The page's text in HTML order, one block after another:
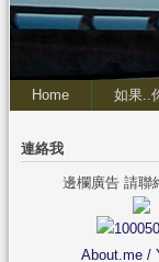
Home 如果..
連絡我
邊欄廣告 請聯
About.me /